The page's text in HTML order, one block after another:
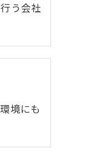
う会社
境にも